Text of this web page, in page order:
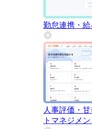
勤怠連携・
人事評価・
トマネジメ